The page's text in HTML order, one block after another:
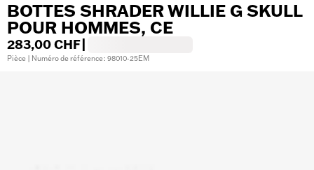
BOTTES SHRADER WILLIE G SKULL
POUR HOMMES, CE
283,00 CHF
Pièce | Numéro de référence : 98010-25EM